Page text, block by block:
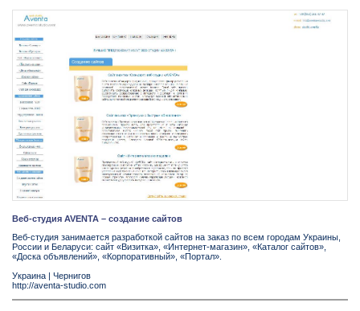
Веб-студия AVENTA – создание сайтов
Веб-студия занимается разработкой сайтов на заказ по всем городам Украины,
России и Беларуси: сайт «Визитка», «Интернет-магазин», «Каталог сайтов»,
«Доска объявлений», «Корпоративный», «Портал».
Украина | Чернигов
http://aventa-studio.com